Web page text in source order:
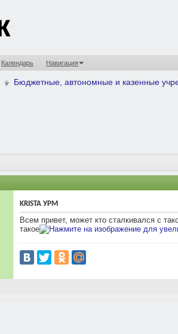
Календарь Навигация
Бюджетные, автономные и казенные
KRISTA УРМ
Всем привет, может кто сталкивался с
такое